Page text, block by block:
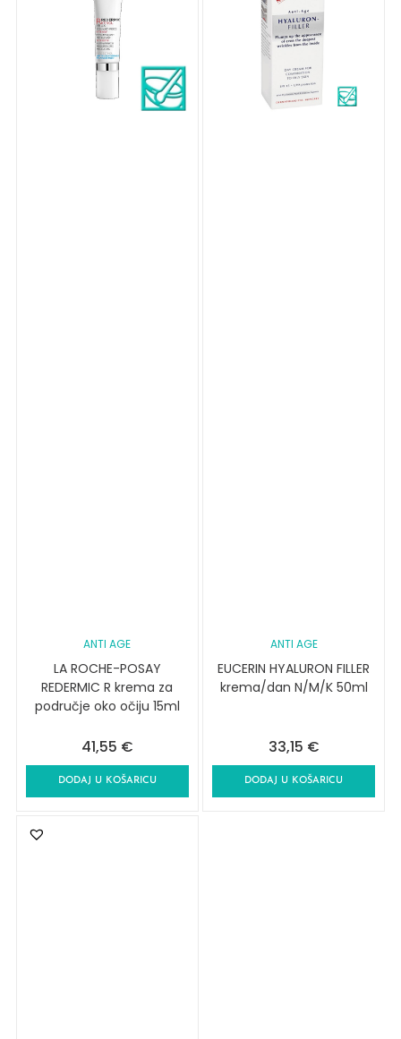
ANTI AGE
LA ROCHE-POSAY
REDERMIC R krema za
područje oko očiju 15ml
41,55 €
DODAJ U KOŠARICU
ANTI AGE
EUCERIN HYALURON FILLER
krema/dan N/M/K 50ml
33,15 €
DODAJ U KOŠARICU